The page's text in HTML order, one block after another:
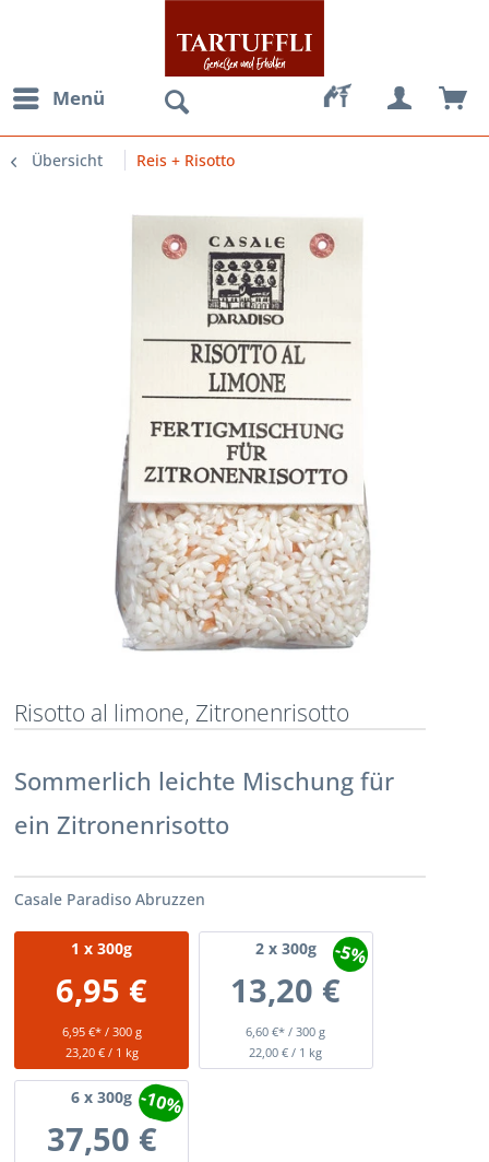
Menü
Übersicht Reis + Risotto
Risotto al limone, Zitronenrisotto
Sommerlich leichte Mischung für
ein Zitronenrisotto
Casale Paradiso Abruzzen
1 x 300g
6,95 €
6,95 €* / 300 g
23,20 € / 1 kg
2x 300g
13,20 €
6,60 €* / 300 g
-5%
22,00 € / 1 kg
6 x 300g
37,50 €
-10%